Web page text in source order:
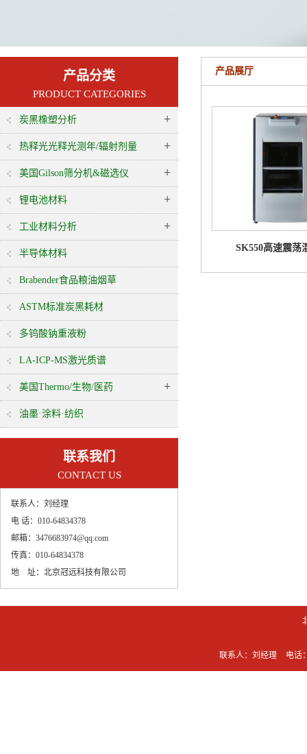
产品分类
PRODUCT CATEGORIES
炭黑橡塑分析 +
热释光光释光测年/辐射剂量 +
美国Gilson筛分机&磁选仪 +
锂电池材料 +
工业材料分析 +
半导体材料
Brabender食品粮油烟草
ASTM标准炭黑耗材
多钨酸钠重液粉
LA-ICP-MS激光质谱
美国Thermo/生物/医药 +
油墨·涂料·纺织
联系我们
CONTACT US
联系人： 刘经理
电 话： 010-64834378
邮箱： 3476683974@qq.com
传真： 010-64834378
地 址： 北京冠远科技有限公司
产品展厅
SK550高速震荡
联系人：刘经理 电话